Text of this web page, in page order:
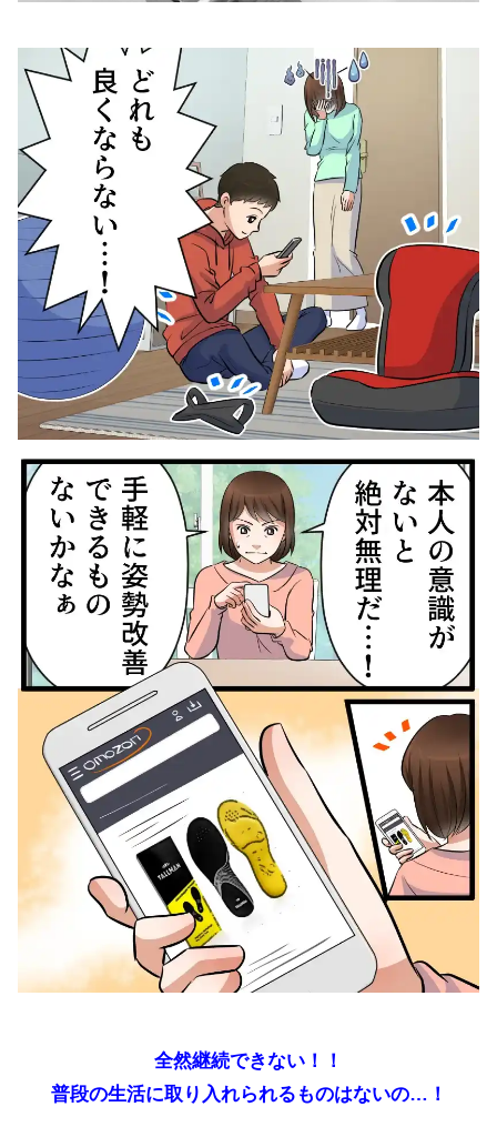
全然継続できない！！
普段の生活に取り入れられるものはないの…！